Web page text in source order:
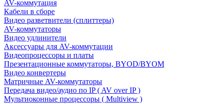
AV-коммутация
Кабели в сборе
Видео разветвители (сплиттеры)
AV-коммутаторы
Видео удлинители
Аксессуары для AV-коммутации
Видеопроцессоры и платы
Презентационные коммутаторы, BYOD/BYOM
Видео конвертеры
Матричные AV-коммутаторы
Передача видео/аудио по IP ( AV over IP )
Мультиоконные процессоры ( Multiview )